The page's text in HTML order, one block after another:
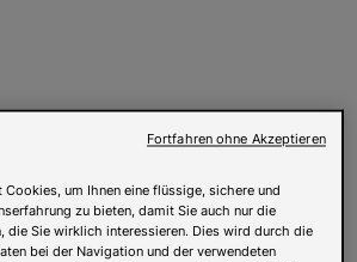
Cookies, um Ihnen eine flüssige, sichere und
zu bieten, damit Sie auch nur die
die Sie wirklich interessieren. Dies wird durch die
bei der Navigation und der verwendeten
Fortfahren ohne Akzeptieren